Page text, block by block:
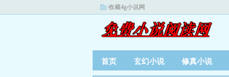
收藏4g小说网
首页 玄幻小说 修真小说